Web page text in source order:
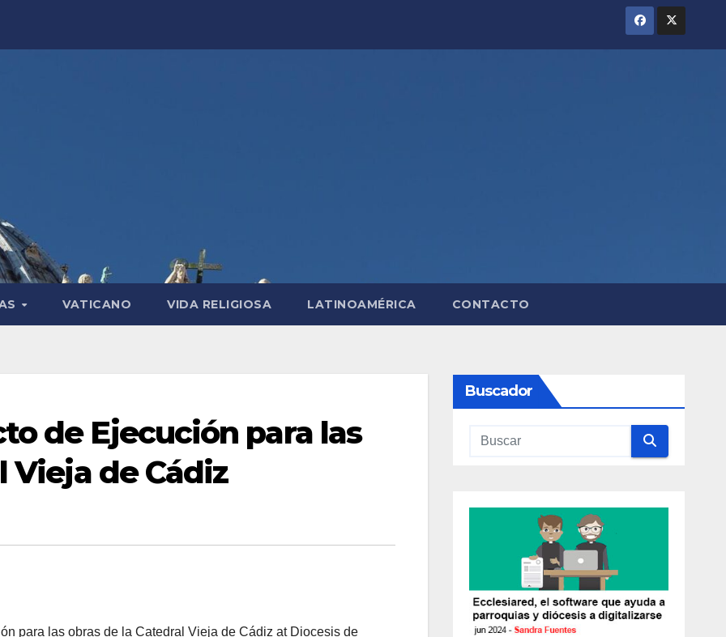
VATICANO VIDA RELIGIOSA LATINOAMÉRICA CONTACTO
de Ejecución para las
Vieja de Cádiz
para las obras de la Catedral Vieja de Cádiz at Diocesis de
Buscador